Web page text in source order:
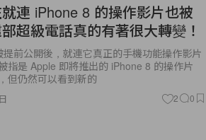
連 iPhone 8 的操作影片也被
超級電話真的有著很大轉變！
前公開後，就連它真正的手機功能操作影片
指是 Apple 即將推出的 iPhone 8 的操作片
但仍然可以看到新的
2 0